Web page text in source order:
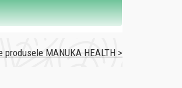
produsele MANUKA HEALTH >